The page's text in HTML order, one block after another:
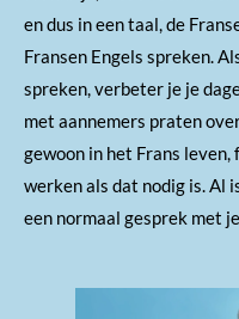
en dus in een taal, de
Fransen Engels spreken.
spreken, verbeter je je
met aannemers praten
gewoon in het Frans
werken als dat nodig is. Al
een normaal gesprek met